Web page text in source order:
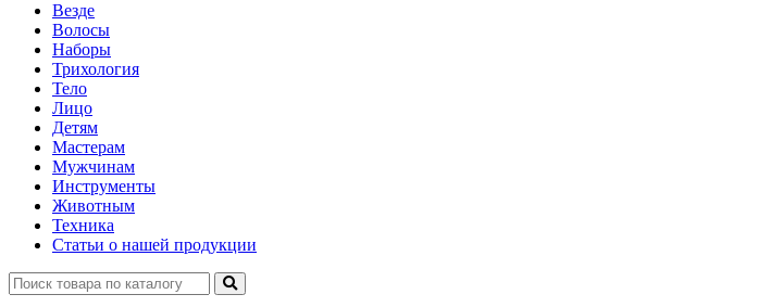
Везде
Волосы
Наборы
Трихология
Тело
Лицо
Детям
Мастерам
Мужчинам
Инструменты
Животным
Техника
Статьи о нашей продукции